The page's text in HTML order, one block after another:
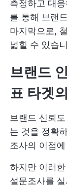
측정하고 대
를 통해 브랜
마지막으로,
넓힐 수 있습
브랜드
표 타겟
브랜드 신뢰
는 것을 정확
조사의 이점
하지만 이러
설문조사를